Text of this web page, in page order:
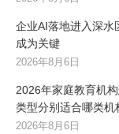
企业AI落地进入深水
成为关键
2026年8月6日
2026年家庭教育机
类型分别适合哪类机
2026年8月6日